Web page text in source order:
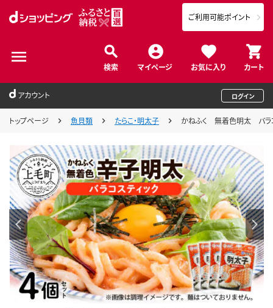
検索 マイページ お気に入り カート
ご利用可能ポイント
アカウント ログイン
トップページ 魚貝類 たらこ・明太子 かねふく 無着色明太 バラ